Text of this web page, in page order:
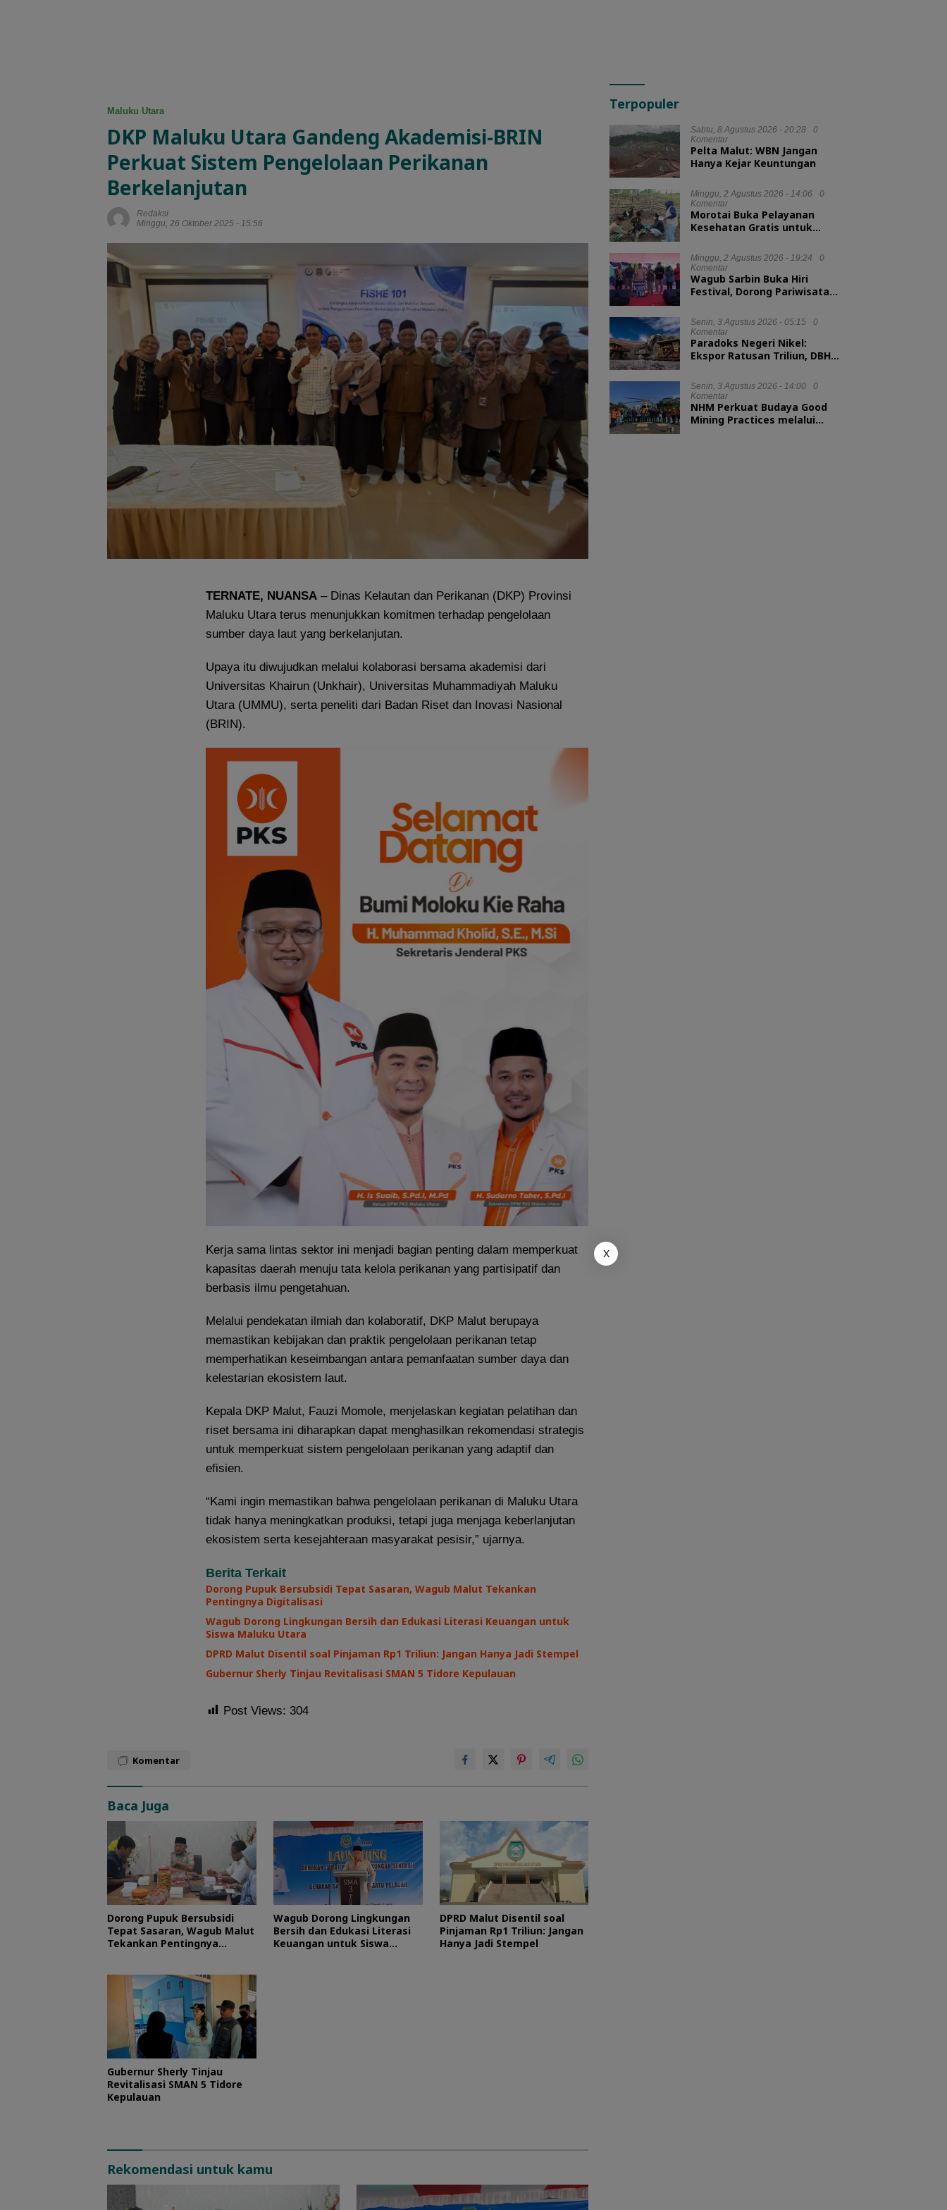
Maluku Utara
DKP Maluku Utara Gandeng Akademisi-BRIN
Perkuat Sistem Pengelolaan Perikanan
Berkelanjutan
Redaksi
Minggu, 26 Oktober 2025 - 15:56
TERNATE, NUANSA – Dinas Kelautan dan Perikanan (DKP) Provinsi
Maluku Utara terus menunjukkan komitmen terhadap pengelolaan
sumber daya laut yang berkelanjutan.
Upaya itu diwujudkan melalui kolaborasi bersama akademisi dari
Universitas Khairun (Unkhair), Universitas Muhammadiyah Maluku
Utara (UMMU), serta peneliti dari Badan Riset dan Inovasi Nasional
(BRIN).
Kerja sama lintas sektor ini menjadi bagian penting dalam memperkuat
kapasitas daerah menuju tata kelola perikanan yang partisipatif dan
berbasis ilmu pengetahuan.
Melalui pendekatan ilmiah dan kolaboratif, DKP Malut berupaya
memastikan kebijakan dan praktik pengelolaan perikanan tetap
memperhatikan keseimbangan antara pemanfaatan sumber daya dan
kelestarian ekosistem laut.
Kepala DKP Malut, Fauzi Momole, menjelaskan kegiatan pelatihan dan
riset bersama ini diharapkan dapat menghasilkan rekomendasi strategis
untuk memperkuat sistem pengelolaan perikanan yang adaptif dan
efisien.
“Kami ingin memastikan bahwa pengelolaan perikanan di Maluku Utara
tidak hanya meningkatkan produksi, tetapi juga menjaga keberlanjutan
ekosistem serta kesejahteraan masyarakat pesisir,” ujarnya.
Berita Terkait
Dorong Pupuk Bersubsidi Tepat Sasaran, Wagub Malut Tekankan
Pentingnya Digitalisasi
Wagub Dorong Lingkungan Bersih dan Edukasi Literasi Keuangan untuk
Siswa Maluku Utara
DPRD Malut Disentil soal Pinjaman Rp1 Triliun: Jangan Hanya Jadi Stempel
Gubernur Sherly Tinjau Revitalisasi SMAN 5 Tidore Kepulauan
Post Views: 304
Komentar
Baca Juga
Dorong Pupuk Bersubsidi
Tepat Sasaran, Wagub Malut
Tekankan Pentingnya
Wagub Dorong Lingkungan
Bersih dan Edukasi Literasi
Keuangan untuk Siswa
DPRD Malut Disentil soal
Pinjaman Rp1 Triliun: Jangan
Hanya Jadi Stempel
Gubernur Sherly Tinjau
Revitalisasi SMAN 5 Tidore
Kepulauan
Rekomendasi untuk kamu
Terpopuler
Sabtu, 8 Agustus 2026 - 20:28
0
Komentar
Pelta Malut: WBN Jangan
Hanya Kejar Keuntungan
Minggu, 2 Agustus 2026 - 14:06
0
Komentar
Morotai Buka Pelayanan
Kesehatan Gratis untuk
Minggu, 2 Agustus 2026 - 19:24
0
Komentar
Wagub Sarbin Buka Hiri
Festival, Dorong Pariwisata
Senin, 3 Agustus 2026 - 05:15
0
Komentar
Paradoks Negeri Nikel:
Ekspor Ratusan Triliun, DBH
Senin, 3 Agustus 2026 - 14:00
0
Komentar
NHM Perkuat Budaya Good
Mining Practices melalui
X